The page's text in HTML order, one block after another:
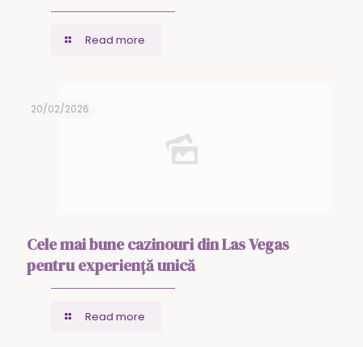
Read more
20/02/2026
Cele mai bune cazinouri din Las Vegas
pentru experiență unică
Read more